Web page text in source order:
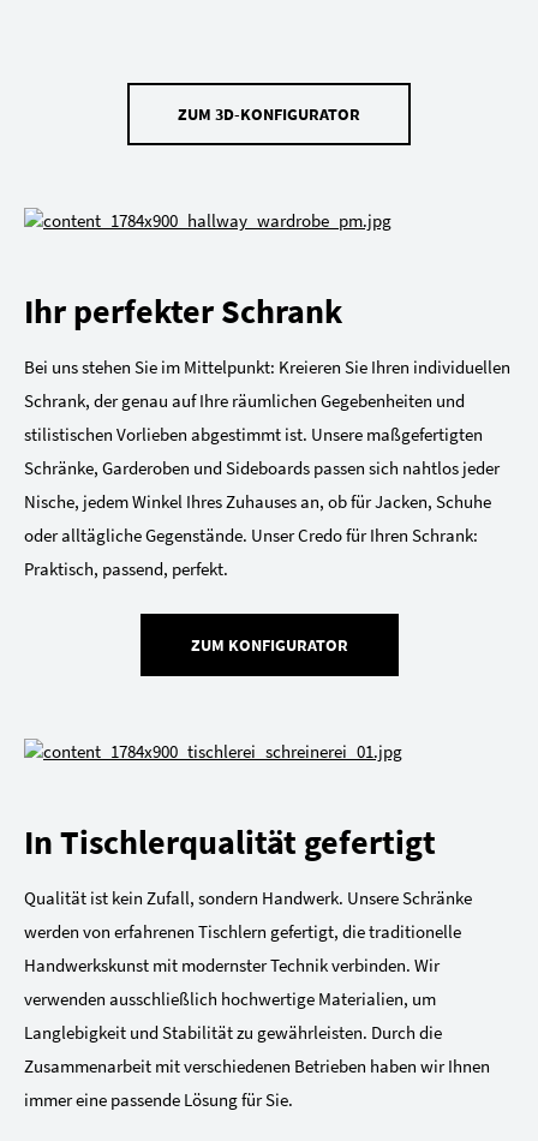
ZUM 3D-KONFIGURATOR
Ihr perfekter Schrank
Bei uns stehen Sie im Mittelpunkt: Kreieren Sie Ihren individuellen
Schrank, der genau auf Ihre räumlichen Gegebenheiten und
stilistischen Vorlieben abgestimmt ist. Unsere maßgefertigten
Schränke, Garderoben und Sideboards passen sich nahtlos jeder
Nische, jedem Winkel Ihres Zuhauses an, ob für Jacken, Schuhe
oder alltägliche Gegenstände. Unser Credo für Ihren Schrank:
Praktisch, passend, perfekt.
ZUM KONFIGURATOR
In Tischlerqualität gefertigt
Qualität ist kein Zufall, sondern Handwerk. Unsere Schränke
werden von erfahrenen Tischlern gefertigt, die traditionelle
Handwerkskunst mit modernster Technik verbinden. Wir
verwenden ausschließlich hochwertige Materialien, um
Langlebigkeit und Stabilität zu gewährleisten. Durch die
Zusammenarbeit mit verschiedenen Betrieben haben wir Ihnen
immer eine passende Lösung für Sie.